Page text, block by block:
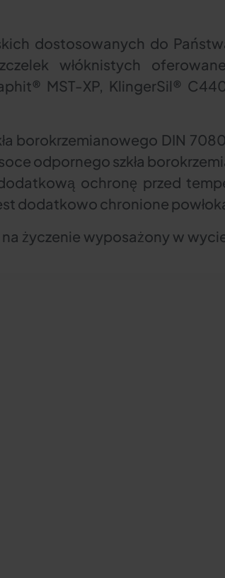
dostosowanych do
włóknistych
MST-XP, KlingerSil®
borokrzemianowego DIN
odpornego szkła
ochronę przed
dodatkowo chronione
życzenie wyposażony w